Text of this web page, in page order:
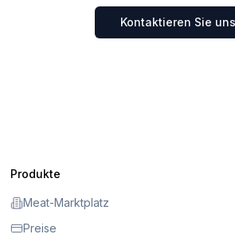
Kontaktieren Sie uns
Produkte
Meat-Marktplatz
Preise